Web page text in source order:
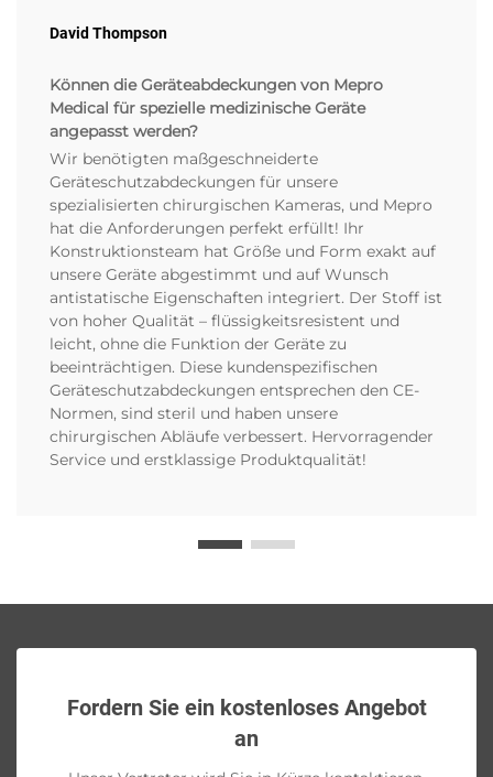
David Thompson
Können die Geräteabdeckungen von Mepro
Medical für spezielle medizinische Geräte
angepasst werden?
Wir benötigten maßgeschneiderte
Geräteschutzabdeckungen für unsere
spezialisierten chirurgischen Kameras, und Mepro
hat die Anforderungen perfekt erfüllt! Ihr
Konstruktionsteam hat Größe und Form exakt auf
unsere Geräte abgestimmt und auf Wunsch
antistatische Eigenschaften integriert. Der Stoff ist
von hoher Qualität – flüssigkeitsresistent und
leicht, ohne die Funktion der Geräte zu
beeinträchtigen. Diese kundenspezifischen
Geräteschutzabdeckungen entsprechen den CE-
Normen, sind steril und haben unsere
chirurgischen Abläufe verbessert. Hervorragender
Service und erstklassige Produktqualität!
Fordern Sie ein kostenloses Angebot
an